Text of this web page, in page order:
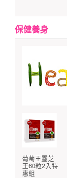
保健養身
葡萄王靈芝
王60粒2入特
惠組